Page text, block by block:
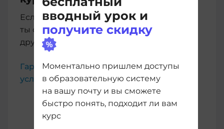
вводный урок и
получите скидку
Моментально пришлем доступы
в образовательную систему
на вашу почту и вы сможете
быстро понять, подходит ли вам
курс
Если купленный курс тебе не подойдет,
ты сможешь бесплатно перейти на любой
другой без дополнительных расходов
Гарантии имеют юридическую силу,
условия прописаны в Договоре-оферте